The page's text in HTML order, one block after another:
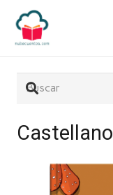
Castellano